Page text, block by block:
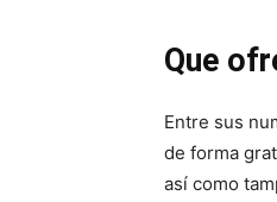
Que
Entre sus
de forma
así como